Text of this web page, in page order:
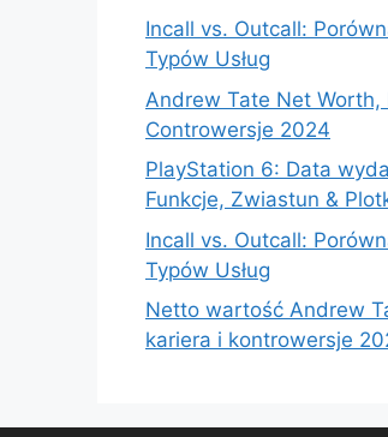
Incall vs. Outcall:
Typów Usług
Andrew Tate Net Worth,
Controwersje 2024
PlayStation 6: Data
Funkcje, Zwiastun &
Incall vs. Outcall:
Typów Usług
Netto wartość Andrew
kariera i kontrowersje